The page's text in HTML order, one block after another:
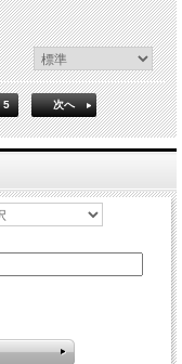
5 次へ